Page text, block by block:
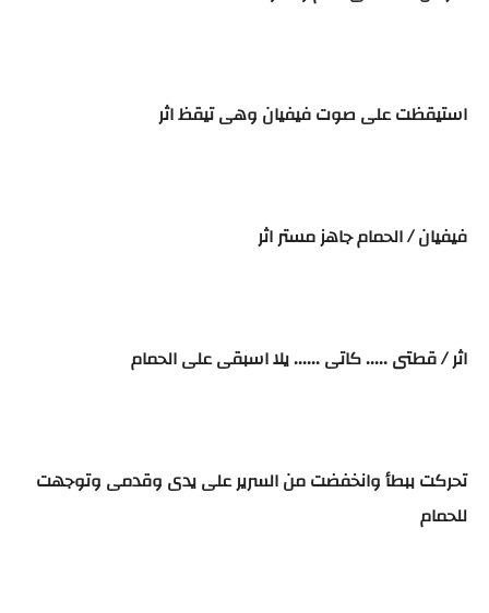
استيقظت على صوت فيفيان وهى تيقظ اثر
فيفيان / الحمام جاهز مستر اثر
اثر / قطتى ..... كاتى ...... يلا اسبقى على الحمام
تحركت ببطأ وانخفضت من السرير على يدى وقدمى وتوجهت
للحمام